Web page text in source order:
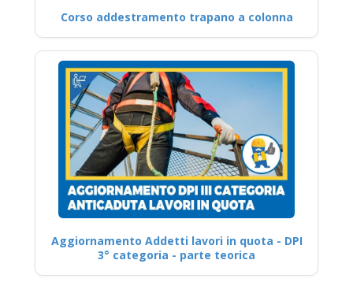
Corso addestramento trapano a colonna
Aggiornamento Addetti lavori in quota - DPI
3° categoria - parte teorica